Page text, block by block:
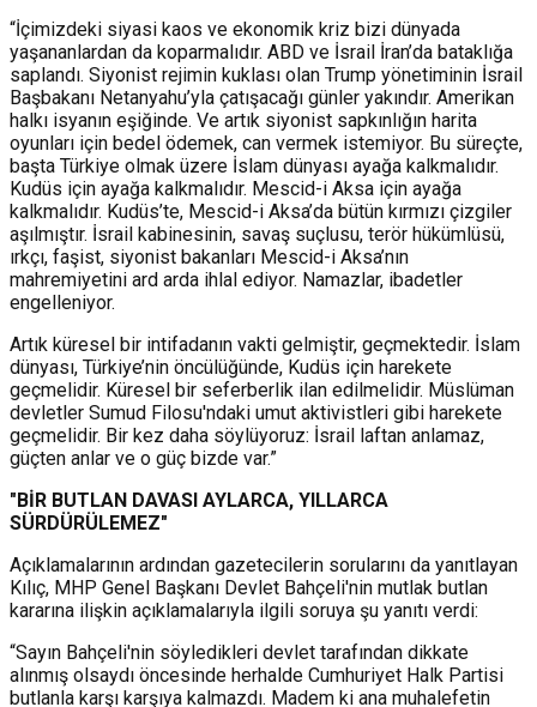
“İçimizdeki siyasi kaos ve ekonomik kriz bizi dünyada
yaşananlardan da koparmalıdır. ABD ve İsrail İran’da bataklığa
saplandı. Siyonist rejimin kuklası olan Trump yönetiminin İsrail
Başbakanı Netanyahu’yla çatışacağı günler yakındır. Amerikan
halkı isyanın eşiğinde. Ve artık siyonist sapkınlığın harita
oyunları için bedel ödemek, can vermek istemiyor. Bu süreçte,
başta Türkiye olmak üzere İslam dünyası ayağa kalkmalıdır.
Kudüs için ayağa kalkmalıdır. Mescid-i Aksa için ayağa
kalkmalıdır. Kudüs’te, Mescid-i Aksa’da bütün kırmızı çizgiler
aşılmıştır. İsrail kabinesinin, savaş suçlusu, terör hükümlüsü,
ırkçı, faşist, siyonist bakanları Mescid-i Aksa’nın
mahremiyetini ard arda ihlal ediyor. Namazlar, ibadetler
engelleniyor.
Artık küresel bir intifadanın vakti gelmiştir, geçmektedir. İslam
dünyası, Türkiye’nin öncülüğünde, Kudüs için harekete
geçmelidir. Küresel bir seferberlik ilan edilmelidir. Müslüman
devletler Sumud Filosu'ndaki umut aktivistleri gibi harekete
geçmelidir. Bir kez daha söylüyoruz: İsrail laftan anlamaz,
güçten anlar ve o güç bizde var.”
"BİR BUTLAN DAVASI AYLARCA, YILLARCA
SÜRDÜRÜLEMEZ"
Açıklamalarının ardından gazetecilerin sorularını da yanıtlayan
Kılıç, MHP Genel Başkanı Devlet Bahçeli'nin mutlak butlan
kararına ilişkin açıklamalarıyla ilgili soruya şu yanıtı verdi:
“Sayın Bahçeli'nin söyledikleri devlet tarafından dikkate
alınmış olsaydı öncesinde herhalde Cumhuriyet Halk Partisi
butlanla karşı karşıya kalmazdı. Madem ki ana muhalefetin